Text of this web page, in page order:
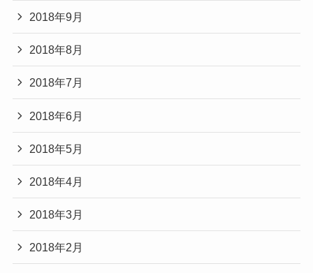
2018年9月
2018年8月
2018年7月
2018年6月
2018年5月
2018年4月
2018年3月
2018年2月